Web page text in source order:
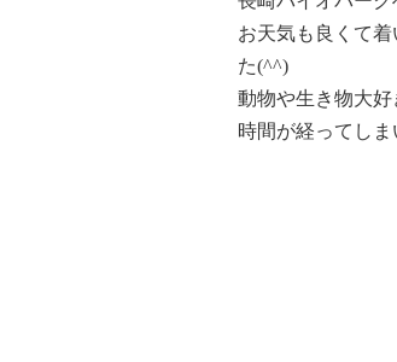
お天気も良くて
た(^^)
動物や生き物大
時間が経ってし